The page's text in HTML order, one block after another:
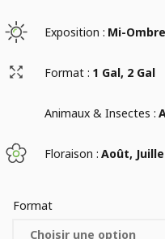
Exposition : Mi-
Format : 1 Gal, 2 Gal
Animaux & Insectes :
Floraison : Août,
Format